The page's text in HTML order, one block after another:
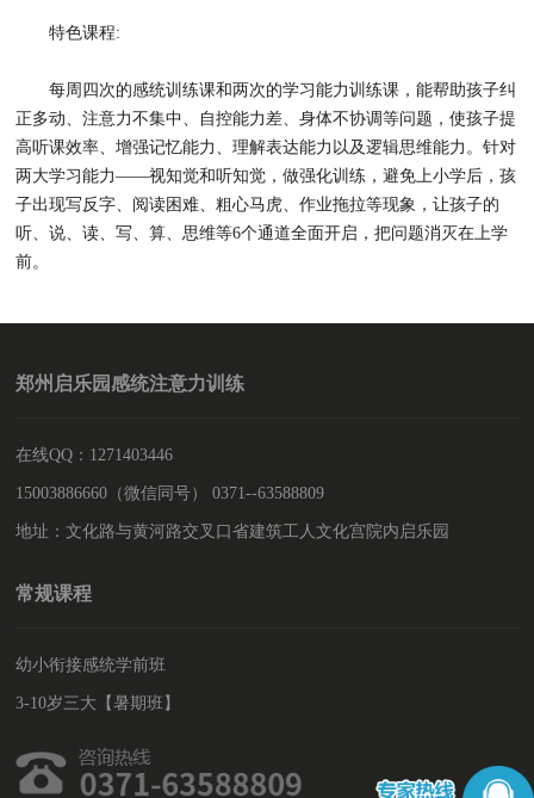
特色课程:
每周四次的感统训练课和两次的学习能力训练课，能帮助孩子纠
正多动、注意力不集中、自控能力差、身体不协调等问题，使孩子提
高听课效率、增强记忆能力、理解表达能力以及逻辑思维能力。针对
两大学习能力——视知觉和听知觉，做强化训练，避免上小学后，孩
子出现写反字、阅读困难、粗心马虎、作业拖拉等现象，让孩子的
听、说、读、写、算、思维等6个通道全面开启，把问题消灭在上学
前。
郑州启乐园感统注意力训练
在线QQ：1271403446
15003886660（微信同号） 0371--63588809
地址：文化路与黄河路交叉口省建筑工人文化宫院内启乐园
常规课程
幼小衔接感统学前班
3-10岁三大【暑期班】